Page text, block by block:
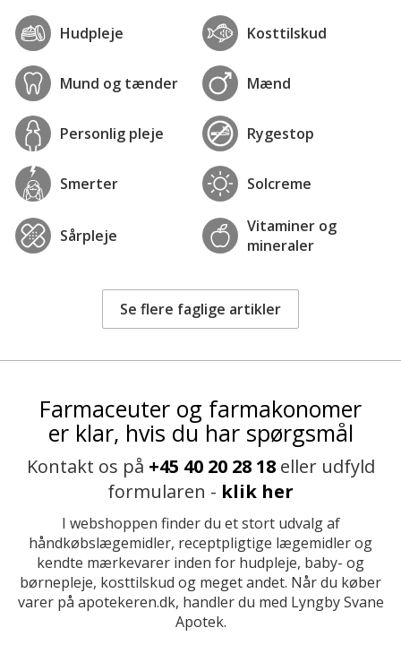
Hudpleje Kosttilskud
Mund og tænder Mænd
Personlig pleje Rygestop
Smerter Solcreme
Sårpleje
Vitaminer og
mineraler
Se flere faglige artikler
Farmaceuter og farmakonomer
er klar, hvis du har spørgsmål
Kontakt os på +45 40 20 28 18eller udfyld
formularen - klik her
I webshoppen finder du et stort udvalg af
håndkøbslægemidler, receptpligtige lægemidler og
kendte mærkevarer inden for hudpleje, baby- og
børnepleje, kosttilskud og meget andet. Når du køber
varer på apotekeren.dk, handler du med Lyngby Svane
Apotek.